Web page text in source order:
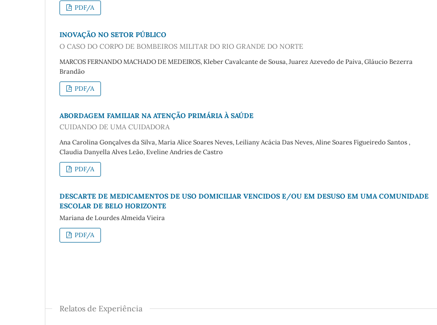
PDF/A
INOVAÇÃO NO SETOR PÚBLICO
O CASO DO CORPO DE BOMBEIROS MILITAR DO RIO GRANDE DO NORTE
MARCOS FERNANDO MACHADO DE MEDEIROS, Kleber Cavalcante de Sousa, Juarez Azevedo de Paiva, Gláucio Bezerra
Brandão
PDF/A
ABORDAGEM FAMILIAR NA ATENÇÃO PRIMÁRIA À SAÚDE
CUIDANDO DE UMA CUIDADORA
Ana Carolina Gonçalves da Silva, Maria Alice Soares Neves, Leiliany Acácia Das Neves, Aline Soares Figueiredo Santos ,
Claudia Danyella Alves Leão, Eveline Andries de Castro
PDF/A
DESCARTE DE MEDICAMENTOS DE USO DOMICILIAR VENCIDOS E/OU EM DESUSO EM UMA COMUNIDADE
ESCOLAR DE BELO HORIZONTE
Mariana de Lourdes Almeida Vieira
PDF/A
Relatos de Experiência